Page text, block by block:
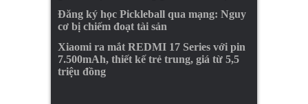
Đăng ký học Pickleball qua mạng: Nguy
cơ bị chiếm đoạt tài sản
Xiaomi ra mắt REDMI 17 Series với pin
7.500mAh, thiết kế trẻ trung, giá từ 5,5
triệu đồng